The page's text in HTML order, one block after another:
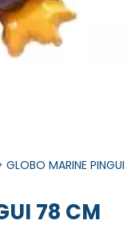
GLOBO MARINE PINGUI
78 CM